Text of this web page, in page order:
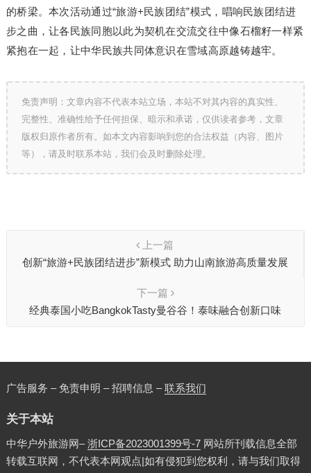
的桥梁。本次活动通过“旅游+民族团结”模式，唱响民族团结进
步之曲，让各民族同胞以此为契机在交流交往中像石榴籽一样紧
紧抱在一起，让中华民族共同体意识在雪域高原越铸越牢。
免责声明：文章内容不代表本站立场，本站不对其内容的真实性、
完整性、准确性给予任何担保、暗示和承诺，仅供读者参考，文章
版权归原作者所有。如本文内容影响到您的合法权益（内容、图片
等），请及时联系本站，我们会及时删除处理。
上一篇
创新“旅游+民族团结进步”新模式 助力山南旅游高质量发展
下一篇
经典泰国小吃BangkokTasty曼谷谷！泰味融合创新口味
广告服务 – 免责申明 – 招聘信息 –联系我们
关于本站
中华户外旅游网–浙ICP备2023001399号-7网站所刊载信息全部
转载互联网，不代表本网观点|如有侵犯到您权利，请与我们取得